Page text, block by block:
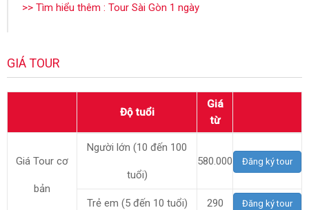
>> Tìm hiểu thêm : Tour Sài Gòn 1 ngày
GIÁ TOUR
Độ tuổi
Giá
từ
Giá Tour cơ
bản
Người lớn (10 đến 100
tuổi)
580.000 Đăng ký tour
Trẻ em (5 đến 10 tuổi) 290 Đăng ký tour